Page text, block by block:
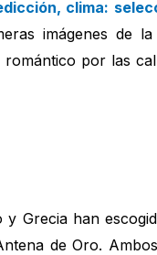
clima:
imágenes de
por las
y Grecia han
de Oro.